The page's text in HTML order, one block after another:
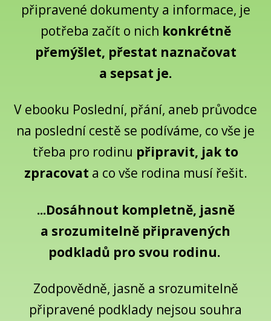
připravené dokumenty a informace, je
potřeba začít o nich konkrétně
přemýšlet, přestat naznačovat
a sepsat je.
V ebooku Poslední, přání, aneb průvodce
na poslední cestě se podíváme, co vše je
třeba pro rodinu připravit, jak to
zpracovat a co vše rodina musí řešit.
...Dosáhnout kompletně, jasně
a srozumitelně připravených
podkladů pro svou rodinu.
Zodpovědně, jasně a srozumitelně
připravené podklady nejsou souhra